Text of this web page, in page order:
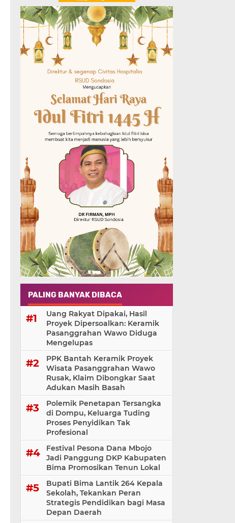
PALING BANYAK DIBACA
Uang Rakyat Dipakai, Hasil
Proyek Dipersoalkan: Keramik
Pasanggrahan Wawo Diduga
Mengelupas
PPK Bantah Keramik Proyek
Wisata Pasanggrahan Wawo
Rusak, Klaim Dibongkar Saat
Adukan Masih Basah
Polemik Penetapan Tersangka
di Dompu, Keluarga Tuding
Proses Penyidikan Tak
Profesional
Festival Pesona Dana Mbojo
Jadi Panggung DKP Kabupaten
Bima Promosikan Tenun Lokal
Bupati Bima Lantik 264 Kepala
Sekolah, Tekankan Peran
Strategis Pendidikan bagi Masa
Depan Daerah